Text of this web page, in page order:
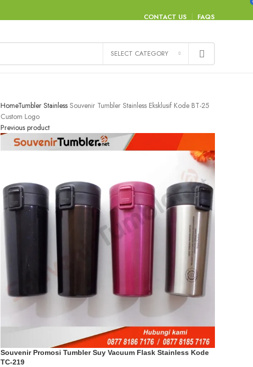
CONTACT US FAQS
SELECT CATEGORY
HomeTumbler StainlessSouvenir Tumbler Stainless Eksklusif Kode BT-25
Custom Logo
Previous product
Souvenir Promosi Tumbler Suy Vacuum Flask Stainless Kode
TC-219